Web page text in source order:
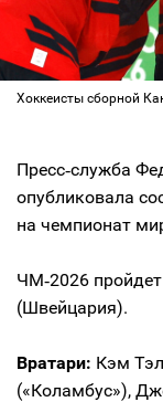
Хоккеисты сборной
Пресс‑служба
опубликовала
на чемпионат
ЧМ‑2026
(Швейцария).
Вратари: Кэм
(«Коламбус»),